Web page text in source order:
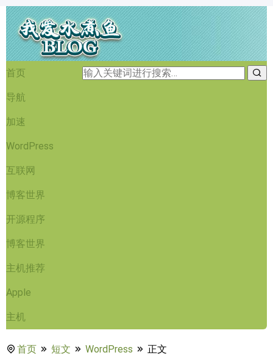
首页
导航
加速
WordPress
互联网
博客世界
开源程序
博客世界
主机推荐
Apple
主机
首页 短文 WordPress 正文